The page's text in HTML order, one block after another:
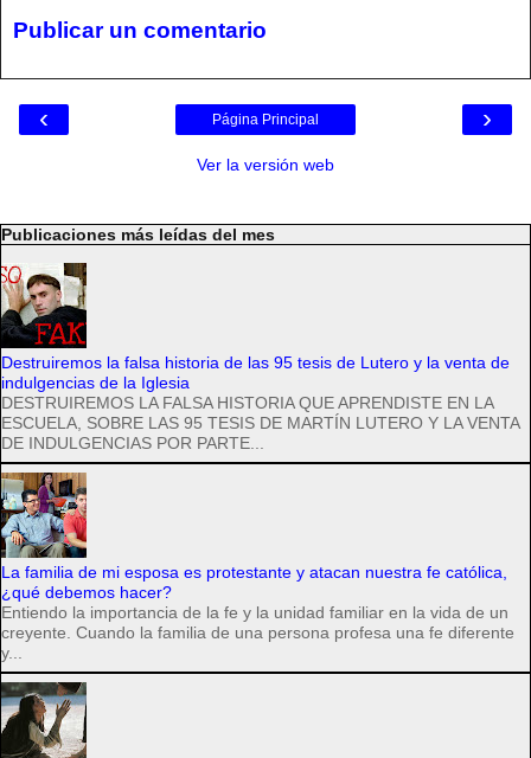
Publicar un comentario
‹ ›
Página Principal
Ver la versión web
Publicaciones más leídas del mes
Destruiremos la falsa historia de las 95 tesis de Lutero y la venta de
indulgencias de la Iglesia
DESTRUIREMOS LA FALSA HISTORIA QUE APRENDISTE EN LA
ESCUELA, SOBRE LAS 95 TESIS DE MARTÍN LUTERO Y LA VENTA
DE INDULGENCIAS POR PARTE...
La familia de mi esposa es protestante y atacan nuestra fe católica,
¿qué debemos hacer?
Entiendo la importancia de la fe y la unidad familiar en la vida de un
creyente. Cuando la familia de una persona profesa una fe diferente
y...